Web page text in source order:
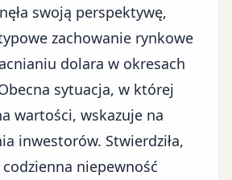
swoją perspektywę,
zachowanie rynkowe
dolara w okresach
sytuacja, w której
wartości, wskazuje na
inwestorów. Stwierdziła,
niepewność